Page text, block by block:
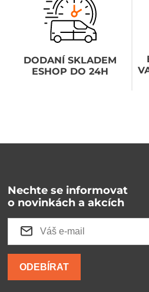
DODANÍ SKLADEM
ESHOP DO 24H
Nechte se informovat
o novinkách a akcích
ODEBÍRAT